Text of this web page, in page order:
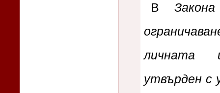
В
личната
утвърден с